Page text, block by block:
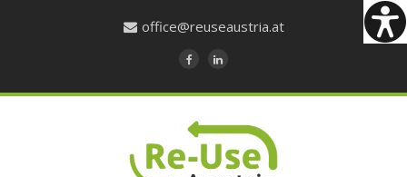
office@reuseaustria.at